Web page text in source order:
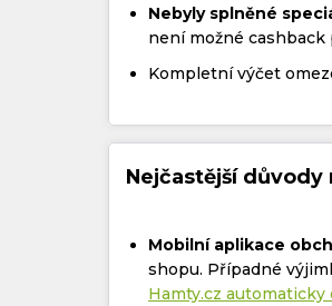
Nebyly splněné
není možné cashback
Kompletní výčet
Nejčastější
Mobilní aplikace
shopu. Případné
Hamty.cz